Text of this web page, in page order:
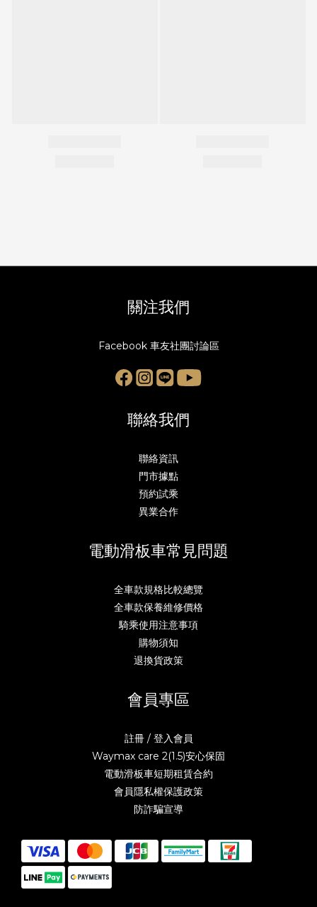
關注我們
Facebook 車友社團討論區
聯絡我們
聯絡資訊
門市據點
預約試乘
異業合作
電動滑板車常見問題
全車款規格比較總覽
全車款保養維修價格
騎乘使用注意事項
購物須知
退換貨政策
會員專區
註冊 / 登入會員
Waymax care 2(1.5)安心保固
電動滑板車短期租賃合約
會員隱私權保護政策
防詐騙宣導